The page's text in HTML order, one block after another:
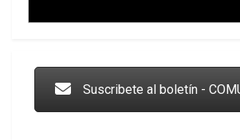
Suscribete al boletín -